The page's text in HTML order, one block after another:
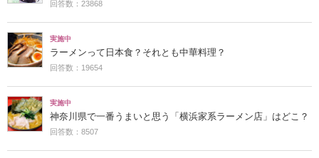
回答数：23868
実施中
ラーメンって日本食？それとも中華料理？
回答数：19654
実施中
神奈川県で一番うまいと思う「横浜家系ラーメン店」はどこ？
回答数：8507